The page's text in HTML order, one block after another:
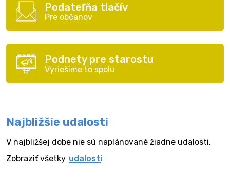
Podateľňa tlačív
Pre občanov
Podnety pre starostu
Vyriešime to spolu
Najbližšie udalosti
V najbližšej dobe nie sú naplánované žiadne udalosti.
Zobraziť všetky udalosti